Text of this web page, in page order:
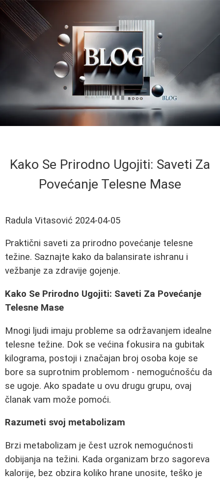
Kako Se Prirodno Ugojiti: Saveti Za
Povećanje Telesne Mase
Radula Vitasović 2024-04-05
Praktični saveti za prirodno povećanje telesne
težine. Saznajte kako da balansirate ishranu i
vežbanje za zdravije gojenje.
Kako Se Prirodno Ugojiti: Saveti Za Povećanje
Telesne Mase
Mnogi ljudi imaju probleme sa održavanjem idealne
telesne težine. Dok se većina fokusira na gubitak
kilograma, postoji i značajan broj osoba koje se
bore sa suprotnim problemom - nemogućnošću da
se ugoje. Ako spadate u ovu drugu grupu, ovaj
članak vam može pomoći.
Razumeti svoj metabolizam
Brzi metabolizam je čest uzrok nemogućnosti
dobijanja na težini. Kada organizam brzo sagoreva
kalorije, bez obzira koliko hrane unosite, teško je